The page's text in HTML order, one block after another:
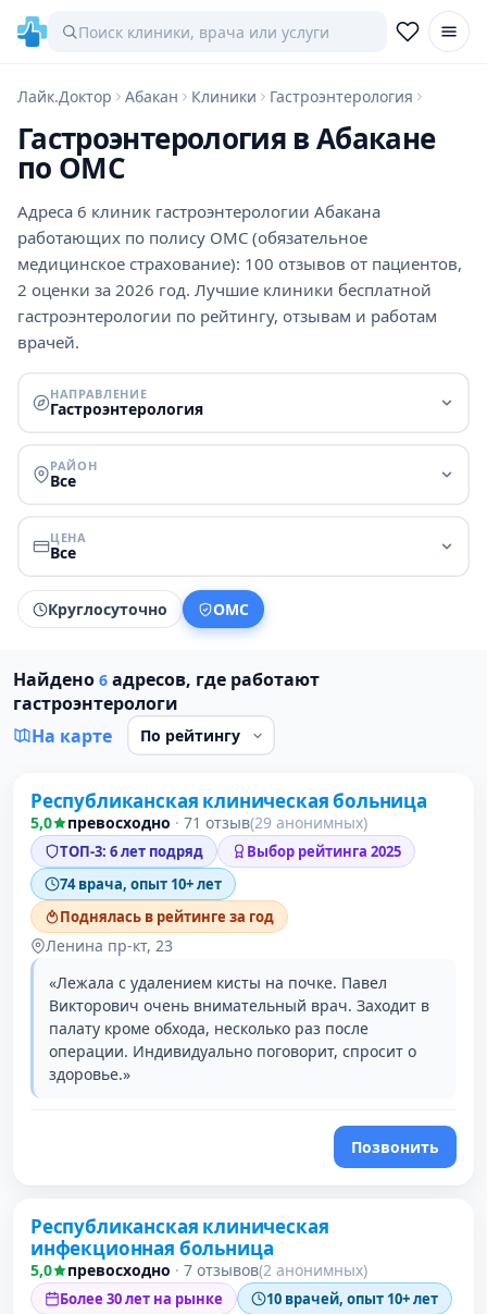
Лайк.Доктор Абакан Клиники Гастроэнтерология
Гастроэнтерология в Абакане
по ОМС
Адреса 6 клиник гастроэнтерологии Абакана
работающих по полису ОМС (обязательное
медицинское страхование): 100 отзывов от пациентов,
2 оценки за 2026 год. Лучшие клиники бесплатной
гастроэнтерологии по рейтингу, отзывам и работам
врачей.
НАПРАВЛЕНИЕ
Гастроэнтерология
РАЙОН
Все
ЦЕНА
Все
Круглосуточно ОМС
Найдено 6 адресов, где работают
гастроэнтерологи
На карте
1 место в рейтинге
Республиканская клиническая больница
5,0 превосходно · 71 отзыв(29 анонимных)
ТОП-3: 6 лет подряд
Выбор рейтинга 2025
74 врача, опыт 10+ лет
Поднялась в рейтинге за год
Ленина пр-кт, 23
«Лежала с удалением кисты на почке. Павел
Викторович очень внимательный врач. Заходит в
палату кроме обхода, несколько раз после
операции. Индивидуально поговорит, спросит о
здоровье.»
Позвонить
2 место в рейтинге
Республиканская клиническая
инфекционная больница
5,0 превосходно · 7 отзывов(2 анонимных)
Более 30 лет на рынке
10 врачей, опыт 10+ лет